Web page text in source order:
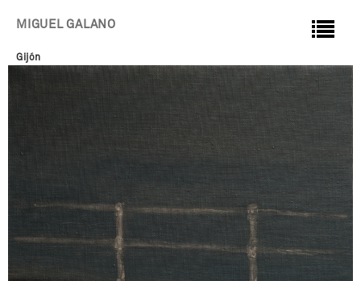
MIGUEL GALANO
Gijón